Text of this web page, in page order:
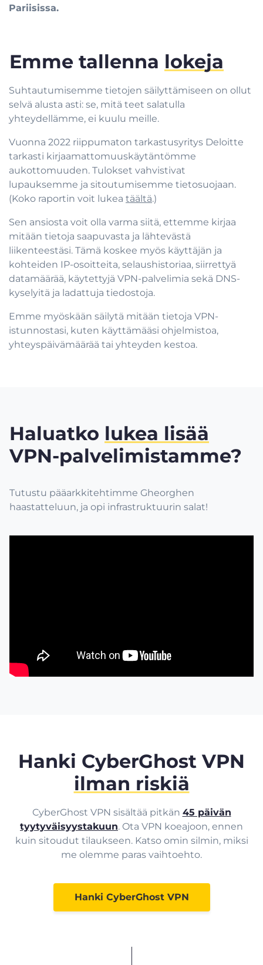
Pariisissa.
Emme tallenna lokeja
Suhtautumisemme tietojen säilyttämiseen on ollut
selvä alusta asti: se, mitä teet salatulla
yhteydellämme, ei kuulu meille.
Vuonna 2022 riippumaton tarkastusyritys Deloitte
tarkasti kirjaamattomuuskäytäntömme
aukottomuuden. Tulokset vahvistivat
lupauksemme ja sitoutumisemme tietosuojaan.
(Koko raportin voit lukea täältä.)
Sen ansiosta voit olla varma siitä, ettemme kirjaa
mitään tietoja saapuvasta ja lähtevästä
liikenteestäsi. Tämä koskee myös käyttäjän ja
kohteiden IP-osoitteita, selaushistoriaa, siirrettyä
datamäärää, käytettyjä VPN-palvelimia sekä DNS-
kyselyitä ja ladattuja tiedostoja.
Emme myöskään säilytä mitään tietoja VPN-
istunnostasi, kuten käyttämääsi ohjelmistoa,
yhteyspäivämäärää tai yhteyden kestoa.
Haluatko lukea lisää
VPN-palvelimistamme?
Tutustu pääarkkitehtimme Gheorghen
haastatteluun, ja opi infrastruktuurin salat!
Hanki CyberGhost VPN
ilman riskiä
CyberGhost VPN sisältää pitkän 45 päivän
tyytyväisyystakuun. Ota VPN koeajoon, ennen
kuin sitoudut tilaukseen. Katso omin silmin, miksi
me olemme paras vaihtoehto.
Hanki CyberGhost VPN